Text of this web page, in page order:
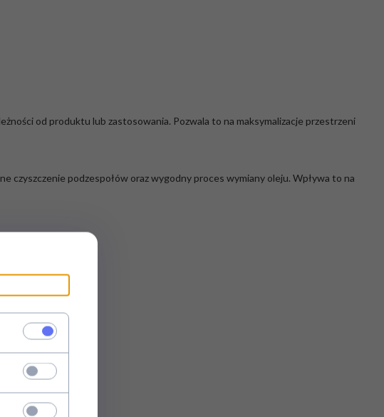
od produktu lub zastosowania. Pozwala to na maksymalizacje przestrzeni
czyszczenie podzespołów oraz wygodny proces wymiany oleju. Wpływa to na